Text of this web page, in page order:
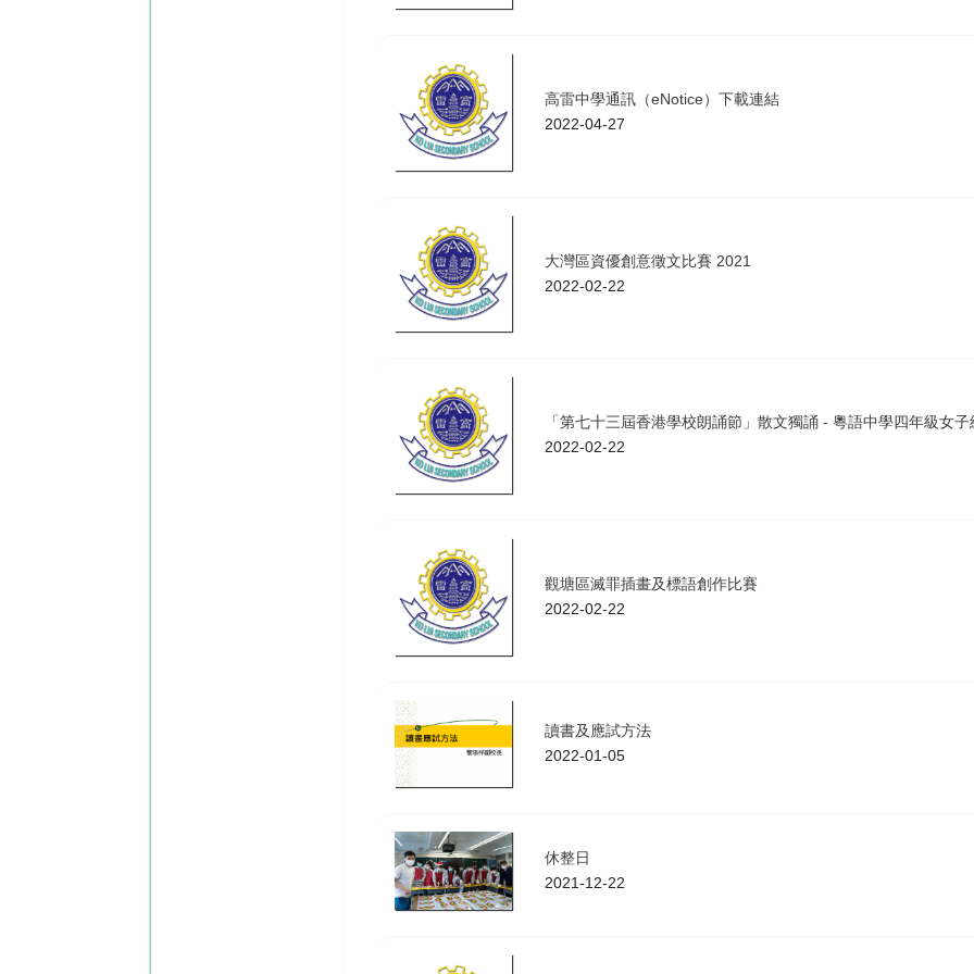
高雷中學通訊（eNotice）下載連結
2022-04-27
大灣區資優創意徵文比賽 2021
2022-02-22
「第七十三屆香港學校朗誦節」散文獨誦 - 粵語中學四年級女子
2022-02-22
觀塘區滅罪插畫及標語創作比賽
2022-02-22
讀書及應試方法
2022-01-05
休整日
2021-12-22